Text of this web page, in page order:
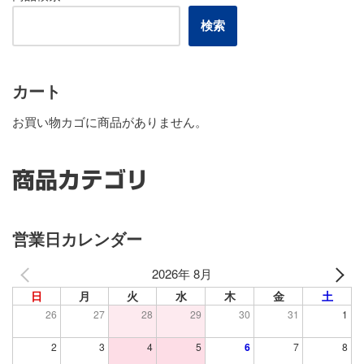
検索
カート
お買い物カゴに商品がありません。
商品カテゴリ
営業日カレンダー
2026年 8月
日 月 火 水 木 金 土
26 27 28 29 30 31 1
2 3 4 5 6 7 8